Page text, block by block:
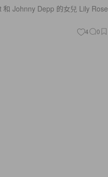
Johnny Depp 的女兒 Lily Rose
4 0